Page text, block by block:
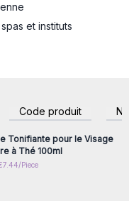
et instituts
Code produit
inscrivez-vous pour
aux prix de gros
Tonifiante pour le Visage
à Thé 100ml
Piece
Connectez-vous ou